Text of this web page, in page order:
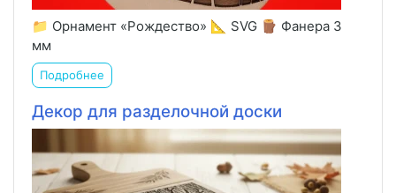
📁 Орнамент «Рождество» 📐 SVG 🪵 Фанера 3
мм
Подробнее
Декор для разделочной доски